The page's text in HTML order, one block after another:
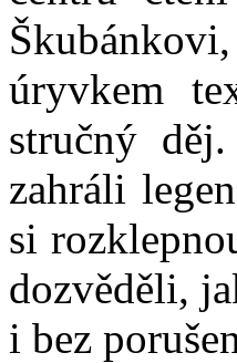
úryvkem
stručný
zahráli
si
dozvěděli,
i bez